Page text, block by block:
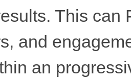
This can
and
an